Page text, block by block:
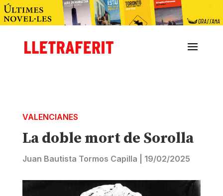
VALENCIANES
La doble mort de Sorolla
Juan Bautista Tormos Capilla 19/02/2025